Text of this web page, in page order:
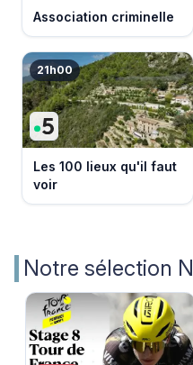
Association criminelle
21h00
Les 100 lieux qu'il faut
voir
Notre sélection